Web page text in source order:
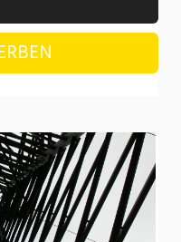
Medien, Druck
Textil (Fertigung)